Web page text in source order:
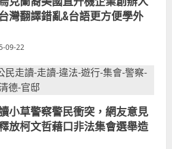
灣翻譯錯亂&台語更方便學外
09-22
小草警察警民衝突，網友意見
放柯文哲藉口非法集會選舉造